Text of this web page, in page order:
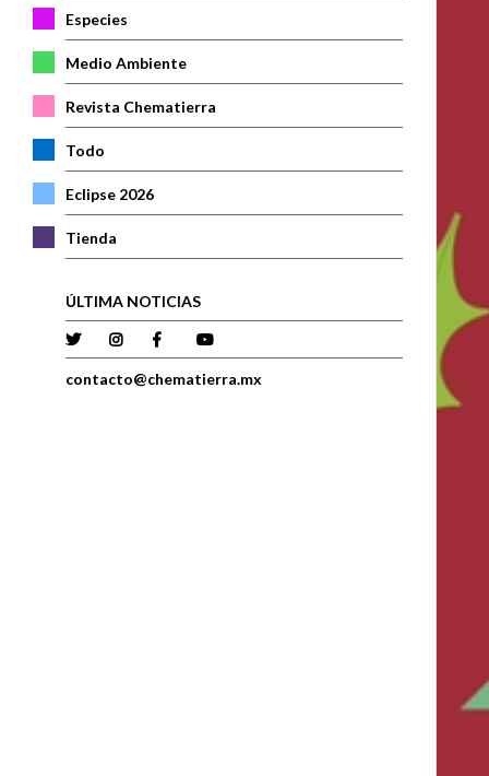
Especies
Medio Ambiente
Revista Chematierra
Todo
Eclipse 2026
Tienda
ÚLTIMA NOTICIAS
contacto@chematierra.mx